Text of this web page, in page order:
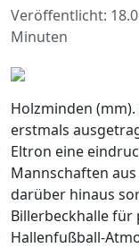
Veröffentlicht:
Minuten
Holzminden
erstmals
Eltron eine
Mannschaften
darüber hinaus
Billerbeckhalle für
Hallenfußball-